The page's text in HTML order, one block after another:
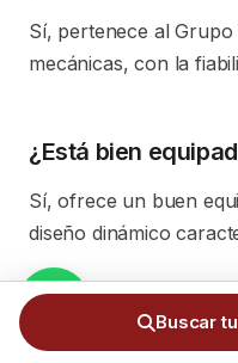
Sí, pertenece al
mecánicas, con la
¿Está bien
Sí, ofrece un buen
diseño dinámico
¿El precio incluye
Buscar